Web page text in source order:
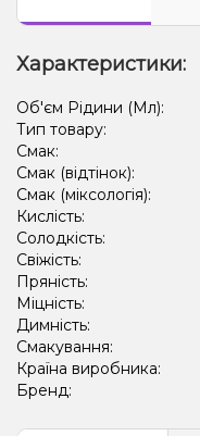
Характеристики:
Об'єм Рідини (Мл):
Тип товару:
Смак:
Смак (відтінок):
Смак (міксологія):
Кислість:
Солодкість:
Свіжість:
Пряність:
Міцність:
Димність:
Смакування:
Країна виробника:
Бренд: